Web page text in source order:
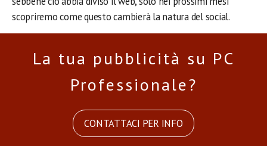
scopriremo come questo cambierà la natura del social.
La tua pubblicità su PC
Professionale?
CONTATTACI PER INFO